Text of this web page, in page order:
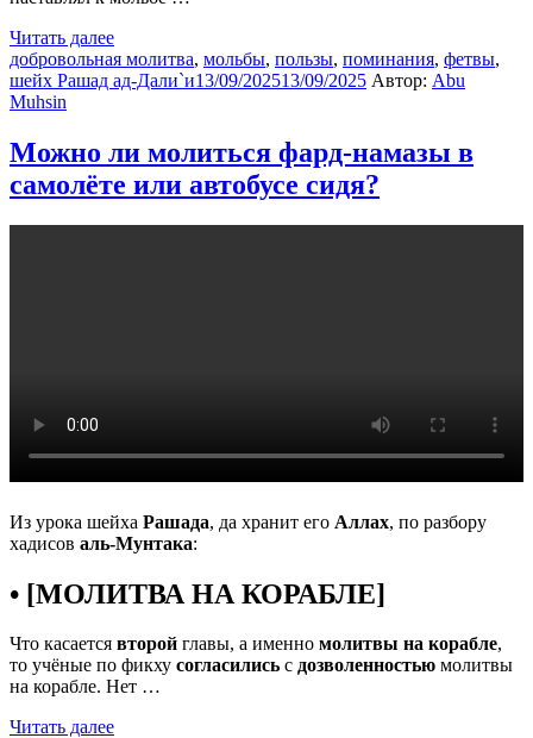
Читать далее
добровольная молитва, мольбы, пользы, поминания, фетвы,
шейх Рашад ад-Дали`и13/09/202513/09/2025 Автор: Abu
Muhsin
Можно ли молиться фард-намазы в
самолёте или автобусе сидя?
Из урока шейха Рашада, да хранит его Аллах, по разбору
хадисов аль-Мунтака:
• [МОЛИТВА НА КОРАБЛЕ]
Что касается второй главы, а именно молитвы на корабле,
то учёные по фикху согласились с дозволенностью молитвы
на корабле. Нет …
Читать далее